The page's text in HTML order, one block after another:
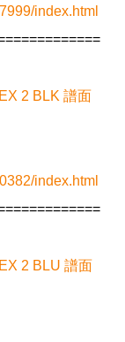
index.html
2 BLK 譜面
index.html
2 BLU 譜面